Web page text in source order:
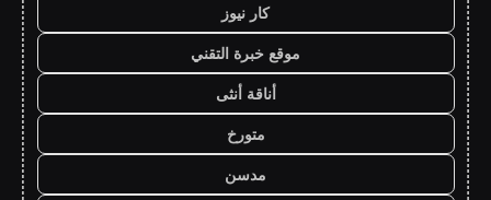
كار نيوز
موقع خبرة التقني
أناقة أنثى
متورخ
مدسن